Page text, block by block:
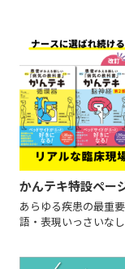
かんテキ特設ペー
あらゆる疾患の最重
語・表現いっさいな